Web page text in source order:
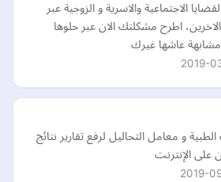
الاجتماعية والاسرية و الزوجية عبر
اطرح مشكلتك الان عبر حلوها
عاشها غيرك
2019-
و معامل التحاليل لرفع تقارير نتائج
على الإنترنت
2019-